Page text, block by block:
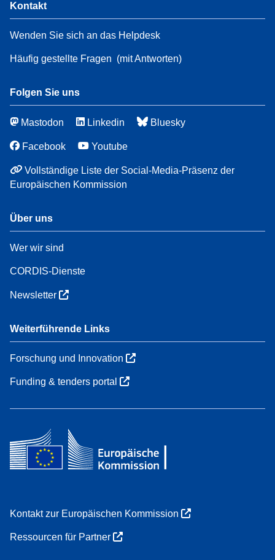
Kontakt
Wenden Sie sich an das Helpdesk
Häufig gestellte Fragen (mit Antworten)
Folgen Sie uns
Mastodon Linkedin Bluesky
Facebook Youtube
Vollständige Liste der Social-Media-Präsenz der
Europäischen Kommission
Über uns
Wer wir sind
CORDIS-Dienste
Newsletter
Weiterführende Links
Forschung und Innovation
Funding & tenders portal
Kontakt zur Europäischen Kommission
Ressourcen für Partner